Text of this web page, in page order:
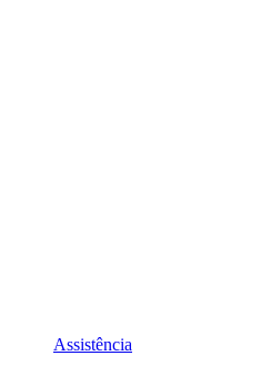
Assistência